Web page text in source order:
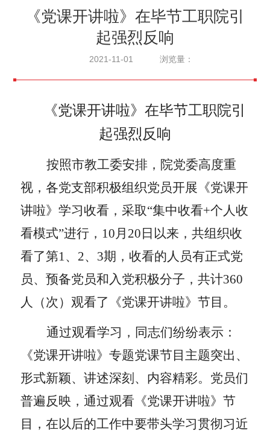
《党课开讲啦》在毕节工职院引
起强烈反响
2021-11-01 浏览量：
《党课开讲啦》在毕节工职院引
起强烈反响
按照市教工委安排，院党委高度重
视，各党支部积极组织党员开展《党课开
讲啦》学习收看，采取“集中收看+个人收
看模式”进行， 10月 20 日以来，共组织收
看了第1、 2、 3期，收看的人员有正式党
员、预备党员和入党积极分子，共计360
人（次）观看了《党课开讲啦》节目。
通过观看学习，同志们纷纷表示：
《党课开讲啦》专题党课节目主题突出、
形式新颖、讲述深刻、内容精彩。党员们
普遍反映，通过观看《党课开讲啦》节
目，在以后的工作中要带头学习贯彻习近